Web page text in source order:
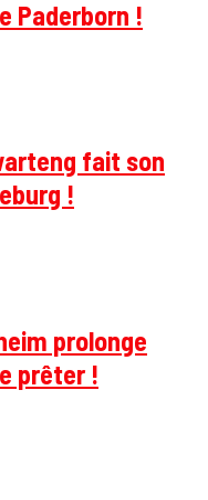
Paderborn !
fait son
!
prolonge
prêter !